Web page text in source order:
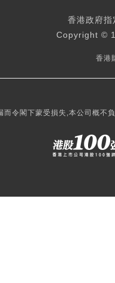
香港政府指
Copyright ©
香港
令閣下蒙受損失,本公司概不負